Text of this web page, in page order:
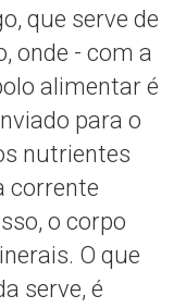
que serve de
onde - com a
alimentar é
para o
nutrientes
corrente
o corpo
O que
serve, é